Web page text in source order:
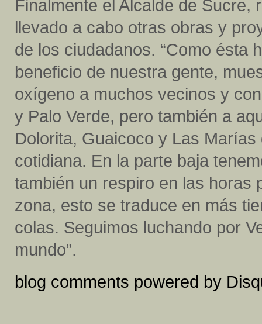
Finalmente el Alcalde de Sucre,
llevado a cabo otras obras y
de los ciudadanos. “Como ésta
beneficio de nuestra gente,
oxígeno a muchos vecinos y
y Palo Verde, pero también a
Dolorita, Guaicoco y Las
cotidiana. En la parte baja
también un respiro en las horas
zona, esto se traduce en más
colas. Seguimos luchando por
mundo”.
blog comments powered by